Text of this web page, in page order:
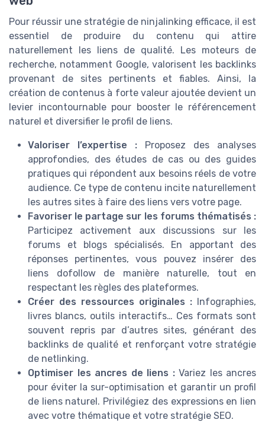
Pour réussir une stratégie de ninjalinking efficace, il est
essentiel de produire du contenu qui attire
naturellement les liens de qualité. Les moteurs de
recherche, notamment Google, valorisent les backlinks
provenant de sites pertinents et fiables. Ainsi, la
création de contenus à forte valeur ajoutée devient un
levier incontournable pour booster le référencement
naturel et diversifier le profil de liens.
Valoriser l’expertise : Proposez des analyses
approfondies, des études de cas ou des guides
pratiques qui répondent aux besoins réels de votre
audience. Ce type de contenu incite naturellement
les autres sites à faire des liens vers votre page.
Favoriser le partage sur les forums thématisés :
Participez activement aux discussions sur les
forums et blogs spécialisés. En apportant des
réponses pertinentes, vous pouvez insérer des
liens dofollow de manière naturelle, tout en
respectant les règles des plateformes.
Créer des ressources originales : Infographies,
livres blancs, outils interactifs… Ces formats sont
souvent repris par d’autres sites, générant des
backlinks de qualité et renforçant votre stratégie
de netlinking.
Optimiser les ancres de liens :Variez les ancres
pour éviter la sur-optimisation et garantir un profil
de liens naturel. Privilégiez des expressions en lien
avec votre thématique et votre stratégie SEO.